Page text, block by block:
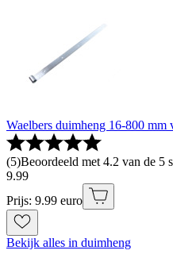
Waelbers duimheng 16-800 mm
(5)Beoordeeld met 4.2 van de 5
9.99
Prijs: 9.99 euro
Bekijk alles in duimheng